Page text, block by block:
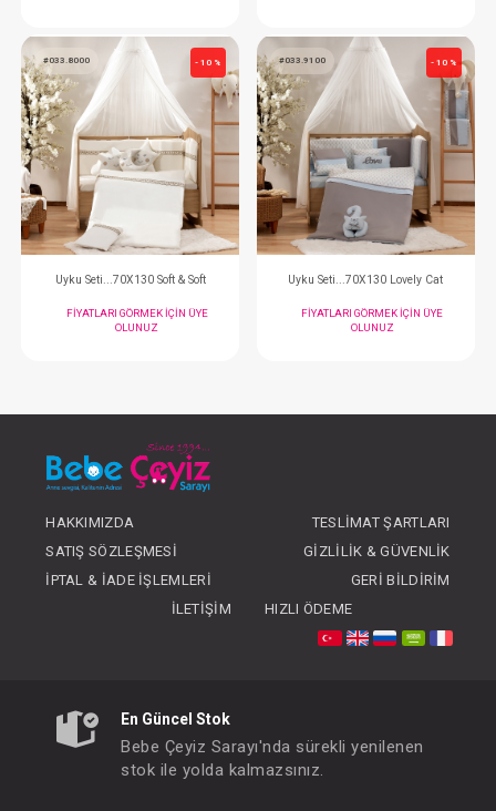
Uyku Seti...70X130 Baby Bear
FIYATLARI GÖRMEK IÇIN ÜYE
OLUNUZ
Uyku
FIYATLARI
OLUNUZ
#033.8000 - 10 %
Uyku Seti...70X130 Soft & Soft
FIYATLARI GÖRMEK IÇIN ÜYE
FIYATLARI
HAKKIMIZDA
TESLIMAT ŞARTLARI
SATIŞ SÖZLEŞMESI
GIZLILIK & GÜVENLIK
İPTAL & İADE İŞLEMLERI
GERI BILDIRIM
İLETIŞIM
HIZLI ÖDEME
En Güncel Stok
Bebe Çeyiz Sarayı'nda sürekli yenilenen
stok ile yolda kalmazsınız.